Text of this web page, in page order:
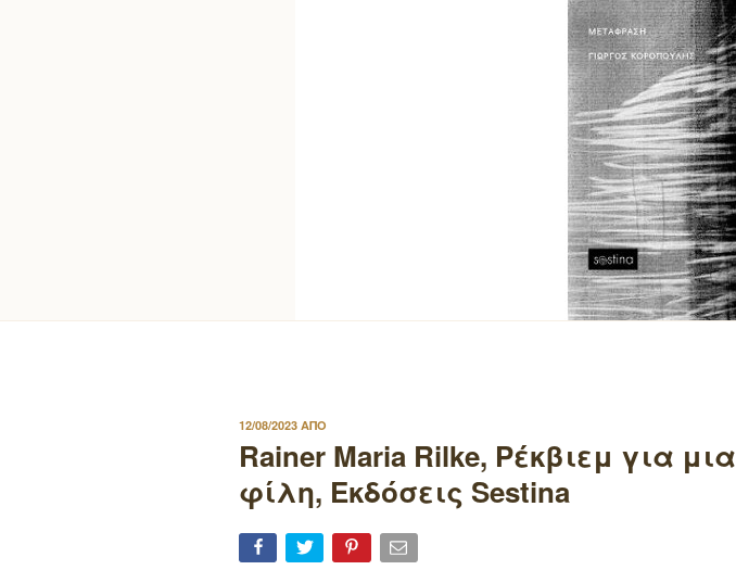
ΔΗΜΟΣΙΕΥΤΗΚΕ
12/08/2023 ΑΠΟ
Rainer Maria Rilke, Ρέκβιεμ για μια
φίλη, Εκδόσεις Sestina